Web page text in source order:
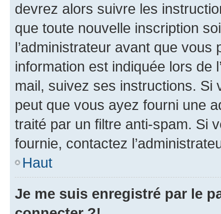
devrez alors suivre les
que toute nouvelle inscription
l’administrateur avant que
information est indiquée lors de
mail, suivez ses instructions. Si
peut que vous ayez fourni une
traité par un filtre anti-spam. Si
fournie, contactez
Haut
Je me suis enregistré par le